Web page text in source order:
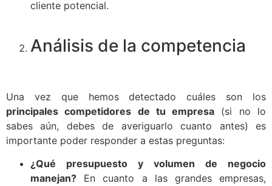
cliente potencial.
Análisis de la competencia
Una vez que hemos detectado cuáles son los
principales competidores de tu empresa (si no lo
sabes aún, debes de averiguarlo cuanto antes) es
importante poder responder a estas preguntas:
¿Qué presupuesto y volumen de negocio
manejan? En cuanto a las grandes empresas,